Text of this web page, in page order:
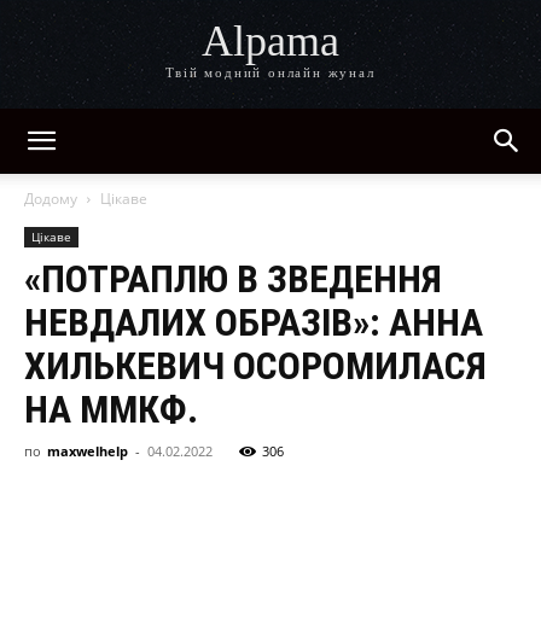
Alpama
Твій модний онлайн жунал
Додому Цікаве
Цікаве
«ПОТРАПЛЮ В ЗВЕДЕННЯ
НЕВДАЛИХ ОБРАЗІВ»: АННА
ХИЛЬКЕВИЧ ОСОРОМИЛАСЯ
НА ММКФ.
по maxwelhelp - 04.02.2022 306